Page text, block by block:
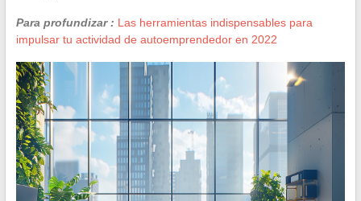
Para profundizar : Las herramientas indispensables para
impulsar tu actividad de autoemprendedor en 2022